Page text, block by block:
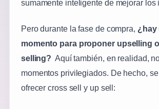
sumamente inteligente de mejorar los
Pero durante la fase de compra, ¿hay
momento para proponer upselling
selling? Aquí también, en realidad,
momentos privilegiados. De hecho,
ofrecer cross sell y up sell: